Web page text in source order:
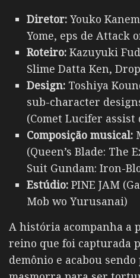
Diretor: Youko
Yome, eps de Attack
Roteiro: Kazuyuki
Slime Datta Ken,
Design: Toshiya
sub-character
(Comet Lucifer assist
Composição musical:
(Queen’s Blade: The
Suit Gundam: Iron-
Estúdio: PINE JAM
Mob wo Yurusanai)
A história acompanha a
reino que foi capturada
demônio e acabou